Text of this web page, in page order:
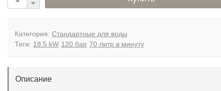
Категория: Стандартные для воды
Теги: 18.5 kW 120 бар 70 литр в минуту
Описание